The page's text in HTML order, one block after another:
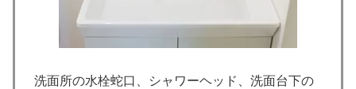
洗面所の水栓蛇口、シャワーヘッド、洗面台下の